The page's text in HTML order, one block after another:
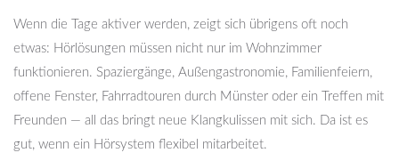
Wenn die Tage aktiver werden, zeigt sich übrigens oft noch
etwas: Hörlösungen müssen nicht nur im Wohnzimmer
funktionieren. Spaziergänge, Außengastronomie, Familienfeiern,
offene Fenster, Fahrradtouren durch Münster oder ein Treffen mit
Freunden — all das bringt neue Klangkulissen mit sich. Da ist es
gut, wenn ein Hörsystem flexibel mitarbeitet.